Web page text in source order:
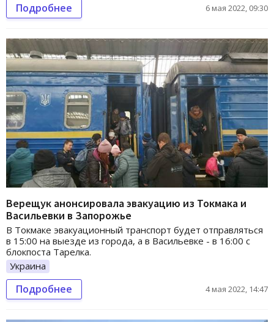
Подробнее 6 мая 2022, 09:30
Верещук анонсировала эвакуацию из Токмака и
Васильевки в Запорожье
В Токмаке эвакуационный транспорт будет отправляться
в 15:00 на выезде из города, а в Васильевке - в 16:00 с
блокпоста Тарелка.
Украина
Подробнее 4 мая 2022, 14:47